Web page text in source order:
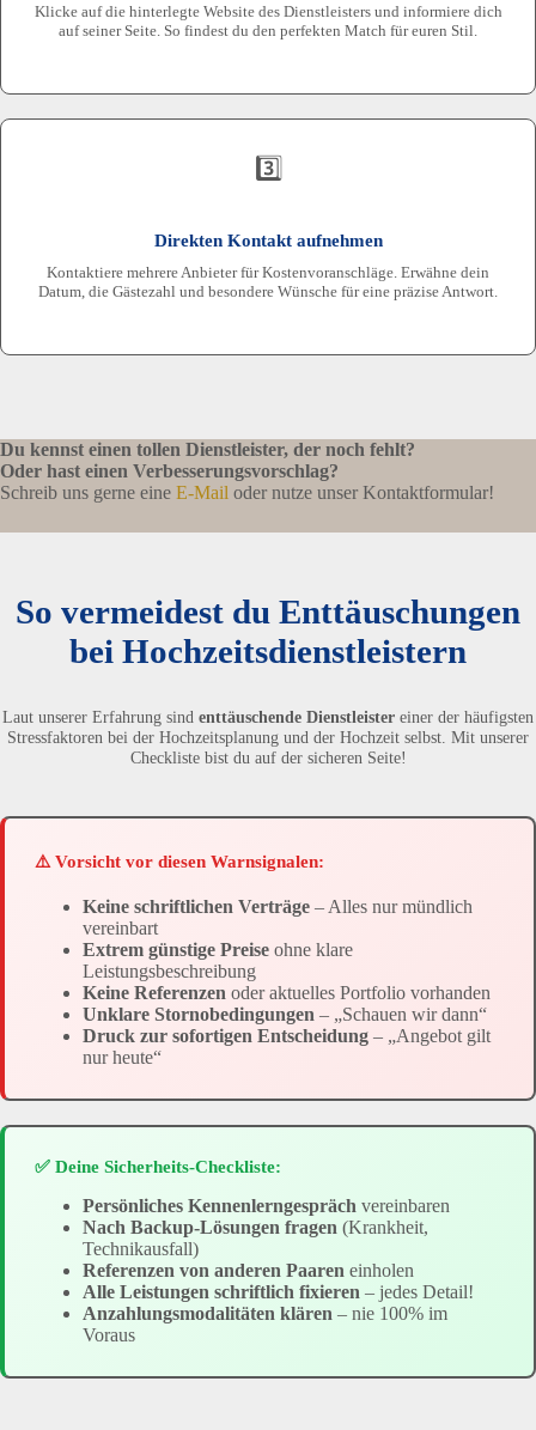
Klicke auf die hinterlegte Website des Dienstleisters und informiere dich
auf seiner Seite. So findest du den perfekten Match für euren Stil.
3️⃣
Direkten Kontakt aufnehmen
Kontaktiere mehrere Anbieter für Kostenvoranschläge. Erwähne dein
Datum, die Gästezahl und besondere Wünsche für eine präzise Antwort.
Du kennst einen tollen Dienstleister, der noch fehlt?
Oder hast einen Verbesserungsvorschlag?
Schreib uns gerne eine E-Mail oder nutze unser Kontaktformular!
So vermeidest du Enttäuschungen
bei Hochzeitsdienstleistern
Laut unserer Erfahrung sind enttäuschende Dienstleister einer der häufigsten
Stressfaktoren bei der Hochzeitsplanung und der Hochzeit selbst. Mit unserer
Checkliste bist du auf der sicheren Seite!
⚠️ Vorsicht vor diesen Warnsignalen:
Keine schriftlichen Verträge – Alles nur mündlich
vereinbart
Extrem günstige Preise ohne klare
Leistungsbeschreibung
Keine Referenzen oder aktuelles Portfolio vorhanden
Unklare Stornobedingungen – „Schauen wir dann“
Druck zur sofortigen Entscheidung – „Angebot gilt
nur heute“
✅ Deine Sicherheits-Checkliste:
Persönliches Kennenlerngespräch vereinbaren
Nach Backup-Lösungen fragen (Krankheit,
Technikausfall)
Referenzen von anderen Paaren einholen
Alle Leistungen schriftlich fixieren – jedes Detail!
Anzahlungsmodalitäten klären – nie 100% im
Voraus